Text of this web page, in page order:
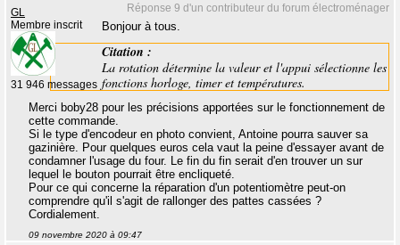
Réponse 9 d'un contributeur du forum électroménager
GL
Membre inscrit
31 946 messages
Bonjour à tous.
Citation :
La rotation détermine la valeur et l'appui sélectionne les
fonctions horloge, timer et températures.
Merci boby28 pour les précisions apportées sur le fonctionnement de
cette commande.
Si le type d'encodeur en photo convient, Antoine pourra sauver sa
gazinière. Pour quelques euros cela vaut la peine d'essayer avant de
condamner l'usage du four. Le fin du fin serait d'en trouver un sur
lequel le bouton pourrait être encliqueté.
Pour ce qui concerne la réparation d'un potentiomètre peut-on
comprendre qu'il s'agit de rallonger des pattes cassées ?
Cordialement.
09 novembre 2020 à 09:47